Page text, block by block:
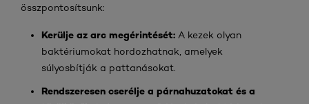
összpontosítsunk:
Kerülje az arc megérintését: A kezek olyan
baktériumokat hordozhatnak, amelyek
súlyosbítják a pattanásokat.
Rendszeresen cserélje a párnahuzatokat és a